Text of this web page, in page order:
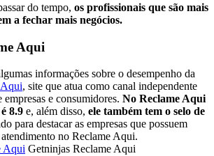
do tempo, os profissionais que são mais
a fechar mais negócios.
Aqui
informações sobre o desempenho da
, site que atua como canal independente
e consumidores. No Reclame Aqui
8.9 e, além disso, ele também tem o selo de
para destacar as empresas que possuem
no Reclame Aqui.
Getninjas Reclame Aqui